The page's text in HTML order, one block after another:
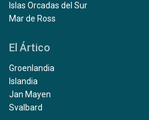
Islas Orcadas del Sur
Mar de Ross
El Ártico
Groenlandia
Islandia
Jan Mayen
Svalbard